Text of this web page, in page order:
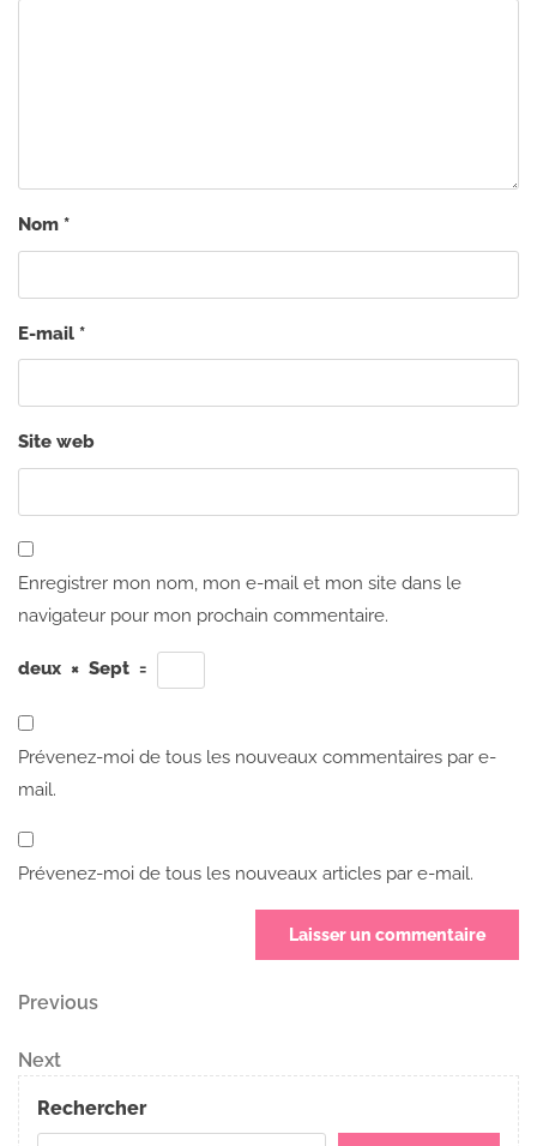
Nom *
E-mail *
Site web
Enregistrer mon nom, mon e-mail et mon site dans le
navigateur pour mon prochain commentaire.
deux × Sept =
Prévenez-moi de tous les nouveaux commentaires par e-
mail.
Prévenez-moi de tous les nouveaux articles par e-mail.
Navigation
de
l’article
Previous
Previous
Next
Post
Next
Rechercher